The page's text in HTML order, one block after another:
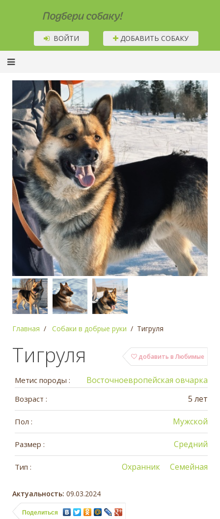
Подбери собаку!
ВОЙТИ ДОБАВИТЬ СОБАКУ
Главная Собаки в добрые руки Тигруля
добавить в Любимые
Тигруля
Метис породы : Восточноевропейская овчарка
Возраст : 5 лет
Пол : Мужской
Размер : Средний
Тип : Семейная
Охранник
Актуальность: 09.03.2024
Поделиться